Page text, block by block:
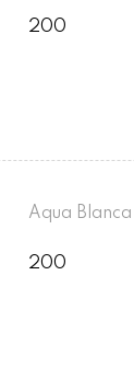
200
Aqua
200